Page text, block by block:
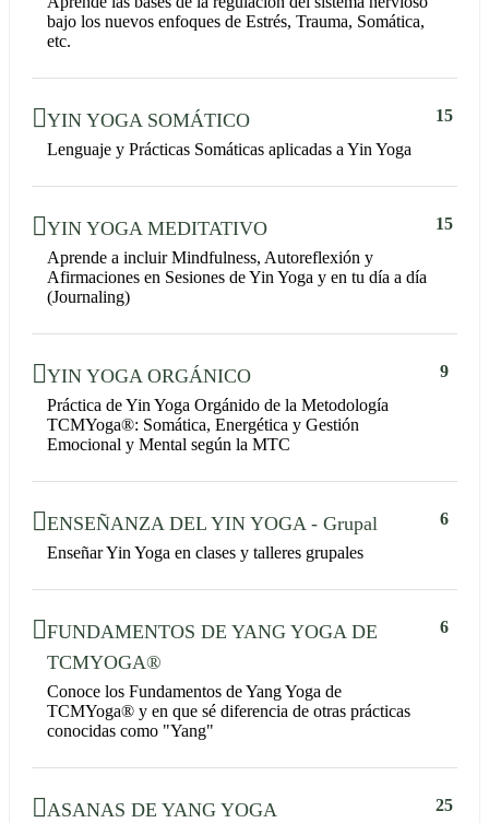
bajo los nuevos enfoques de Estrés, Trauma, Somática,
etc.
YIN YOGA SOMÁTICO
Lenguaje y Prácticas Somáticas aplicadas a Yin Yoga
15
YIN YOGA MEDITATIVO
Aprende a incluir Mindfulness, Autoreflexión y
Afirmaciones en Sesiones de Yin Yoga y en tu día a día
(Journaling)
15
YIN YOGA ORGÁNICO
Práctica de Yin Yoga Orgánido de la Metodología
TCMYoga®: Somática, Energética y Gestión
Emocional y Mental según la MTC
9
ENSEÑANZA DEL YIN YOGA - Grupal
Enseñar Yin Yoga en clases y talleres grupales
6
FUNDAMENTOS DE YANG YOGA DE
TCMYOGA®
Conoce los Fundamentos de Yang Yoga de
TCMYoga® y en que sé diferencia de otras prácticas
conocidas como "Yang"
6
ASANAS DE YANG YOGA 25